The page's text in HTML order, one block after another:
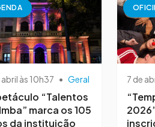
abril às 10h37 • Geral
“Talentos
marca os 105
da instituição
7 de